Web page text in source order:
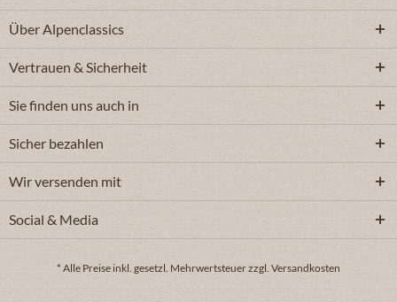
Über Alpenclassics
Vertrauen & Sicherheit
Sie finden uns auch in
Sicher bezahlen
Wir versenden mit
Social & Media
* Alle Preise inkl. gesetzl. Mehrwertsteuer zzgl. Versandkosten